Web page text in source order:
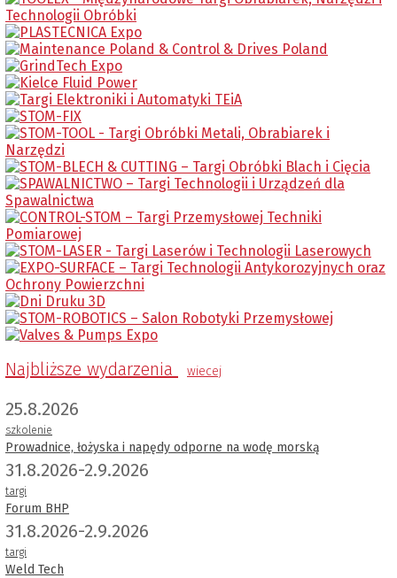
Najbliższe wydarzenia wiecej
25.8.2026
szkolenie
Prowadnice, łożyska i napędy odporne na wodę morską
31.8.2026-2.9.2026
targi
Forum BHP
31.8.2026-2.9.2026
targi
Weld Tech